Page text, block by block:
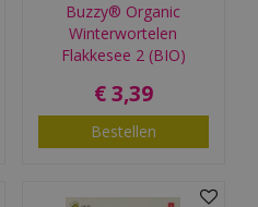
Buzzy® Organic
Winterwortelen
Flakkesee 2 (BIO)
€ 3,39
Bestellen